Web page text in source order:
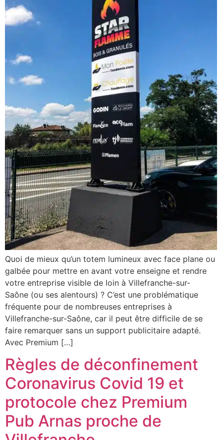
Quoi de mieux qu’un totem lumineux avec face plane ou
galbée pour mettre en avant votre enseigne et rendre
votre entreprise visible de loin à Villefranche-sur-
Saône (ou ses alentours) ? C’est une problématique
fréquente pour de nombreuses entreprises à
Villefranche-sur-Saône, car il peut être difficile de se
faire remarquer sans un support publicitaire adapté.
Avec Premium […]
Règles de déconfinement
Coronavirus Covid 19 et
protocole chez Premium
Pub Arnas proche de